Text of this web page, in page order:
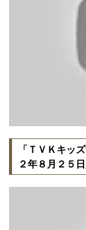
「ＴＶＫキッ
２年８月２５